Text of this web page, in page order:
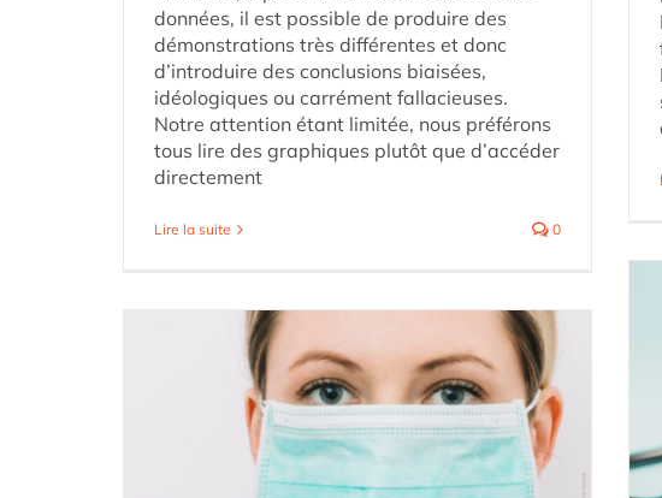
données, il est possible de produire des
démonstrations très différentes et donc
d’introduire des conclusions biaisées,
idéologiques ou carrément fallacieuses.
Notre attention étant limitée, nous préférons
tous lire des graphiques plutôt que d’accéder
directement
Lire la suite 0